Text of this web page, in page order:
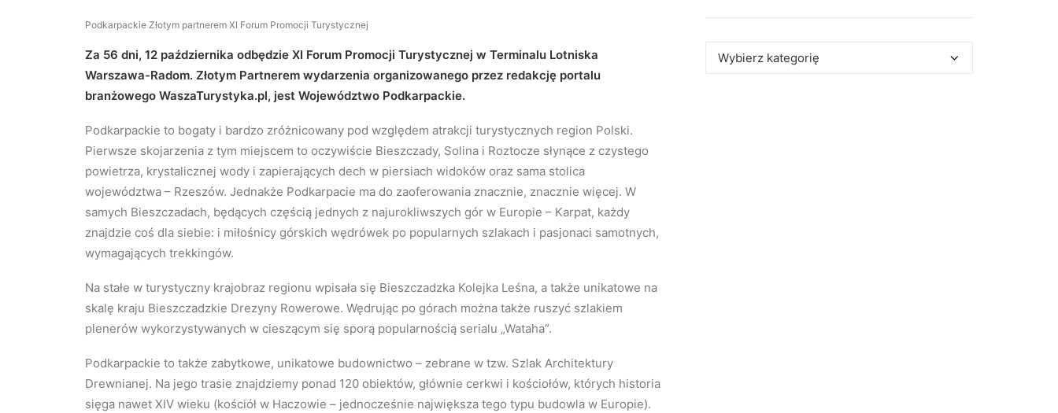
Podkarpackie Złotym partnerem XI Forum Promocji Turystycznej
Za 56 dni, 12 października odbędzie XI Forum Promocji Turystycznej w Terminalu Lotniska
Warszawa-Radom. Złotym Partnerem wydarzenia organizowanego przez redakcję portalu
branżowego WaszaTurystyka.pl, jest Województwo Podkarpackie.
Podkarpackie to bogaty i bardzo zróżnicowany pod względem atrakcji turystycznych region Polski.
Pierwsze skojarzenia z tym miejscem to oczywiście Bieszczady, Solina i Roztocze słynące z czystego
powietrza, krystalicznej wody i zapierających dech w piersiach widoków oraz sama stolica
województwa – Rzeszów. Jednakże Podkarpacie ma do zaoferowania znacznie, znacznie więcej. W
samych Bieszczadach, będących częścią jednych z najurokliwszych gór w Europie – Karpat, każdy
znajdzie coś dla siebie: i miłośnicy górskich wędrówek po popularnych szlakach i pasjonaci samotnych,
wymagających trekkingów.
Na stałe w turystyczny krajobraz regionu wpisała się Bieszczadzka Kolejka Leśna, a także unikatowe na
skalę kraju Bieszczadzkie Drezyny Rowerowe. Wędrując po górach można także ruszyć szlakiem
plenerów wykorzystywanych w cieszącym się sporą popularnością serialu „Wataha”.
Podkarpackie to także zabytkowe, unikatowe budownictwo – zebrane w tzw. Szlak Architektury
Drewnianej. Na jego trasie znajdziemy ponad 120 obiektów, głównie cerkwi i kościołów, których historia
sięga nawet XIV wieku (kościół w Haczowie – jednocześnie największa tego typu budowla w Europie).
Kategorie